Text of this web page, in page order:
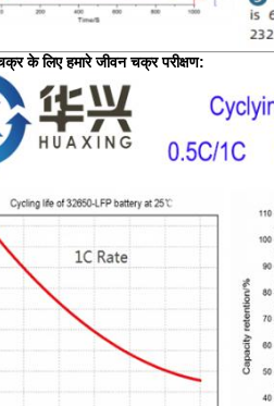
के लिए हमारे जीवन चक्र परीक्षण: